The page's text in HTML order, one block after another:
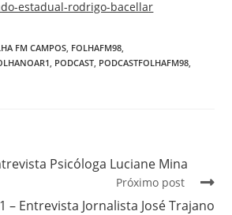
estadual-rodrigo-bacellar
FM CAMPOS, FOLHAFM98,
, PODCAST, PODCASTFOLHAFM98,
Psicóloga Luciane Mina
Próximo post
– Entrevista Jornalista José Trajano